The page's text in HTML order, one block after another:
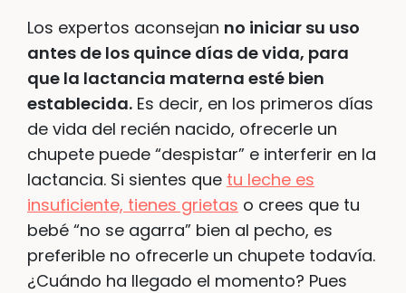
Los expertos aconsejan no iniciar su uso
antes de los quince días de vida, para
que la lactancia materna esté bien
establecida. Es decir, en los primeros días
de vida del recién nacido, ofrecerle un
chupete puede “despistar” e interferir en la
lactancia. Si sientes que tu leche es
insuficiente, tienes grietas o crees que tu
bebé “no se agarra” bien al pecho, es
preferible no ofrecerle un chupete todavía.
¿Cuándo ha llegado el momento? Pues